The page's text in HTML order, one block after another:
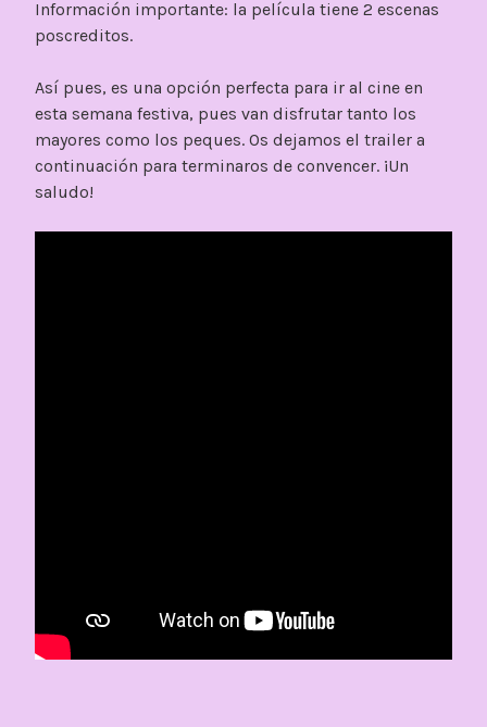
Información importante: la película tiene 2 escenas
poscreditos.
Así pues, es una opción perfecta para ir al cine en
esta semana festiva, pues van disfrutar tanto los
mayores como los peques. Os dejamos el trailer a
continuación para terminaros de convencer. ¡Un
saludo!